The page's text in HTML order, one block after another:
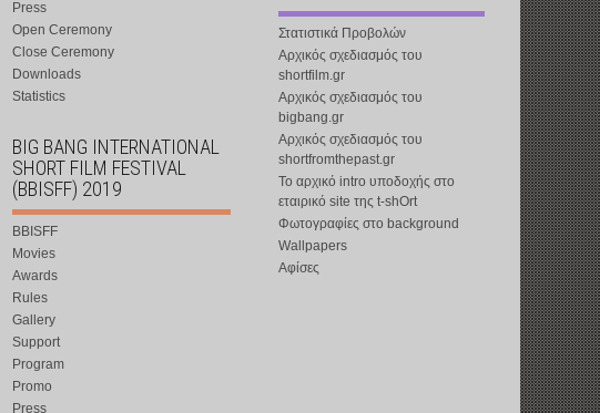
Press
Open Ceremony
Close Ceremony
Downloads
Statistics
BIG BANG INTERNATIONAL
SHORT FILM FESTIVAL
(BBISFF) 2019
BBISFF
Movies
Awards
Rules
Gallery
Support
Program
Promo
Press
Στατιστικά Προβολών
Αρχικός σχεδιασμός του
shortfilm.gr
Αρχικός σχεδιασμός του
bigbang.gr
Αρχικός σχεδιασμός του
shortfromthepast.gr
Το αρχικό intro υποδοχής στο
εταιρικό site της t-shOrt
Φωτογραφίες στο background
Wallpapers
Αφίσες